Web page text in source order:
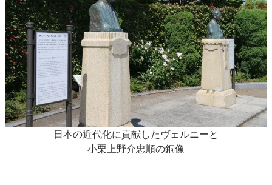
日本の近代化に貢献したヴェルニーと
小栗上野介忠順の銅像